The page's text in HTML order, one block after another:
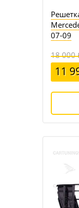
07-09
18 000
11